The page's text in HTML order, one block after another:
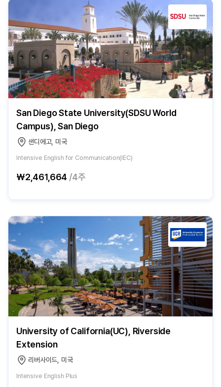
San Diego State University(SDSU World
Campus), San Diego
샌디에고, 미국
Intensive English for Communication(IEC)
₩2,461,664 /4주
University of California(UC), Riverside
Extension
리버사이드, 미국
Intensive English Plus